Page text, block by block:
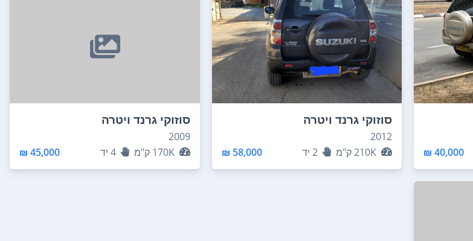
40,000 ₪
סוזוקי גרנד ויטרה
2012
210Kק"מ 2יד 58,000 ₪
סוזוקי גרנד ויטרה
2009
170K ק"מ 4 יד 45,000 ₪